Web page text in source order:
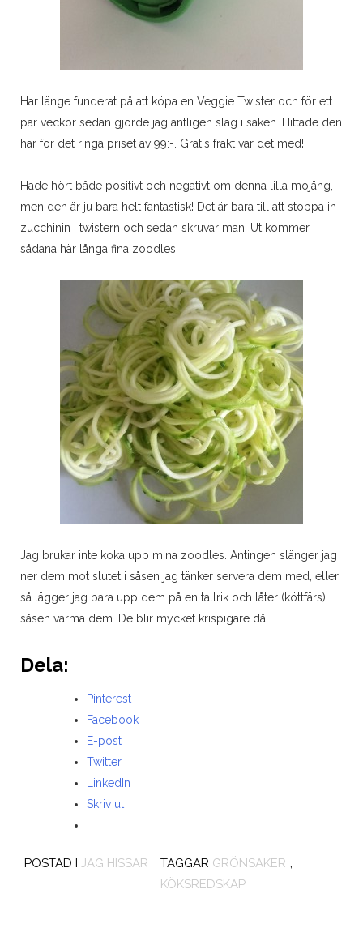
Har länge funderat på att köpa en Veggie Twister och för ett
par veckor sedan gjorde jag äntligen slag i saken. Hittade den
här för det ringa priset av 99:-. Gratis frakt var det med!
Hade hört både positivt och negativt om denna lilla mojäng,
men den är ju bara helt fantastisk! Det är bara till att stoppa in
zucchinin i twistern och sedan skruvar man. Ut kommer
sådana här långa fina zoodles.
Jag brukar inte koka upp mina zoodles. Antingen slänger jag
ner dem mot slutet i såsen jag tänker servera dem med, eller
så lägger jag bara upp dem på en tallrik och låter (köttfärs)
såsen värma dem. De blir mycket krispigare då.
Dela:
Pinterest
Facebook
E-post
Twitter
LinkedIn
Skriv ut
POSTAD I JAG HISSAR TAGGAR GRÖNSAKER ,
KÖKSREDSKAP